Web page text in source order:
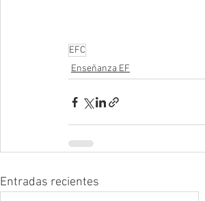
EFC
Enseñanza EF
Entradas recientes